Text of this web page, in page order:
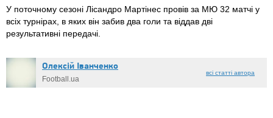
У поточному сезоні Лісандро Мартінес провів за МЮ 32 матчі у
всіх турнірах, в яких він забив два голи та віддав дві
результативні передачі.
Олексій Іванченко
Football.ua
всі статті автора